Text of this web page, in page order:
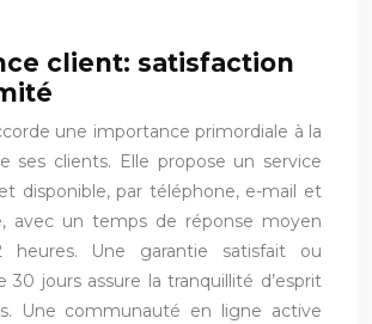
client: satisfaction
une importance primordiale à la
ses clients. Elle propose un service
disponible, par téléphone, e-mail et
avec un temps de réponse moyen
heures. Une garantie satisfait ou
30 jours assure la tranquillité d’esprit
Une communauté en ligne active